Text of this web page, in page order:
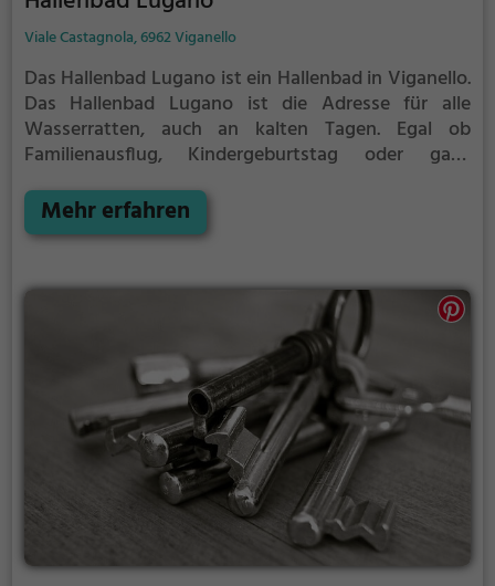
Viale Castagnola, 6962 Viganello
Das Hallenbad Lugano ist ein Hallenbad in Viganello.
Das Hallenbad Lugano ist die Adresse für alle
Wasserratten, auch an kalten Tagen. Egal ob
Familienausflug, Kindergeburtstag oder ganz
jeder auf seine Kosten.
Mehr erfahren